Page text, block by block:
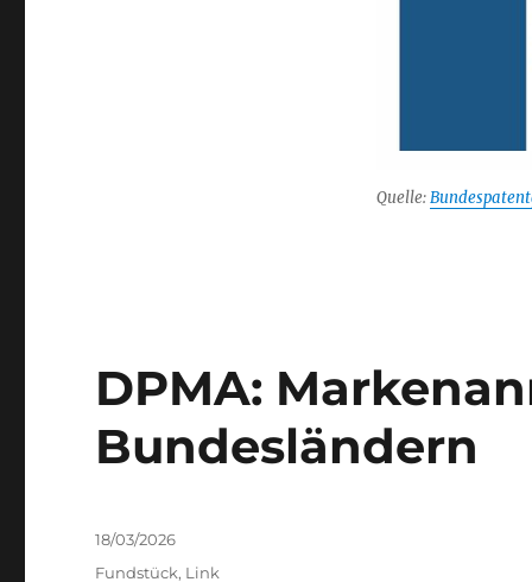
Quelle:
DPMA:
Bundesländern
Posted
on
18/03/2026
Categories
Fundstück, Link